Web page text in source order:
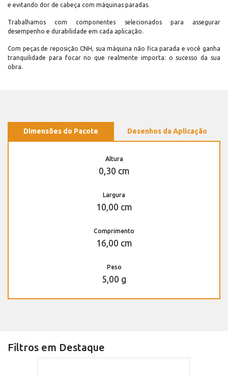
e evitando dor de cabeça com máquinas paradas.
Trabalhamos com componentes selecionados para assegurar
desempenho e durabilidade em cada aplicação.
Com peças de reposição CNH, sua máquina não fica parada e você ganha
tranquilidade para focar no que realmente importa: o sucesso da sua
obra.
Dimensões do Pacote Desenhos da Aplicação
Altura
0,30 cm
Largura
10,00 cm
Comprimento
16,00 cm
Peso
5,00 g
Filtros em Destaque